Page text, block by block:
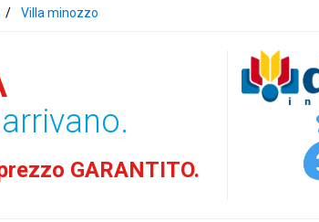
Villa minozzo
GARANTITO.